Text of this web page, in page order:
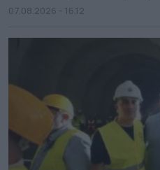
07.08.2026 - 16.12